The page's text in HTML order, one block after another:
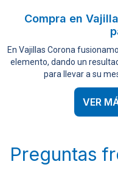
Compra en
En Vajillas Corona
elemento, dando un
para llevar a su
VER
Preguntas